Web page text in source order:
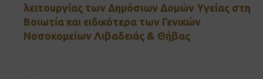
λειτουργίας των Δημόσιων Δομών Υγείας στη
Βοιωτία και ειδικότερα των Γενικών
Νοσοκομείων Λιβαδειάς & Θήβας